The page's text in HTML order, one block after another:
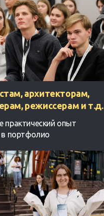
практический опыт
в портфолио
архитекторам,
режиссерам и т.д.